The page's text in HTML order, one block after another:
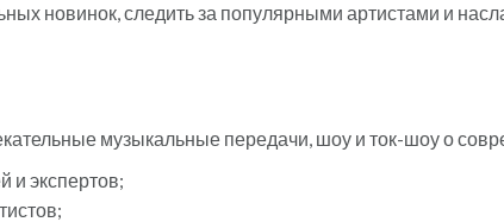
новинок, следить за популярными артистами и
музыкальные передачи, шоу и ток-шоу о
и экспертов;